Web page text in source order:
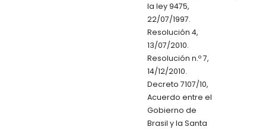
la ley 9475,
22/07/1997.
Resolución 4,
13/07/2010.
Resolución n.º 7,
14/12/2010.
Decreto 7107/10,
Acuerdo entre el
Gobierno de
Brasil y la Santa